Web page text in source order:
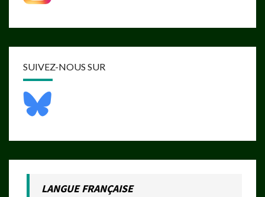
SUIVEZ-NOUS SUR
LANGUE FRANÇAISE